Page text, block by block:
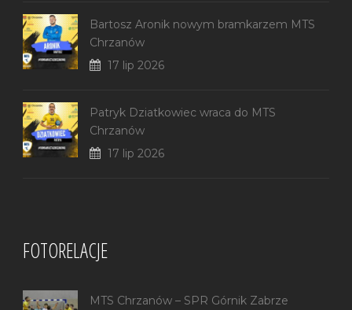
Bartosz Aronik nowym bramkarzem MTS
Chrzanów
17 lip 2026
Patryk Dziatkowiec wraca do MTS
Chrzanów
17 lip 2026
FOTORELACJE
MTS Chrzanów – SPR Górnik Zabrze